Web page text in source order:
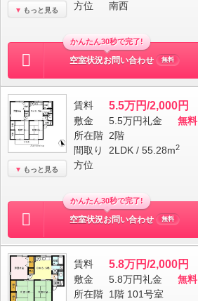
もっと見る 方位 南西
かんたん30秒で完了!
空室状況お問い合わせ 無料
もっと見る
賃料 5.5万円/2,000円
敷金 5.5万円礼金
無料
所在階 2階
間取り
2LDK / 55.28m2
方位
かんたん30秒で完了!
空室状況お問い合わせ 無料
賃料 5.8万円/2,000円
敷金 5.8万円礼金
無料
所在階 1階 101号室